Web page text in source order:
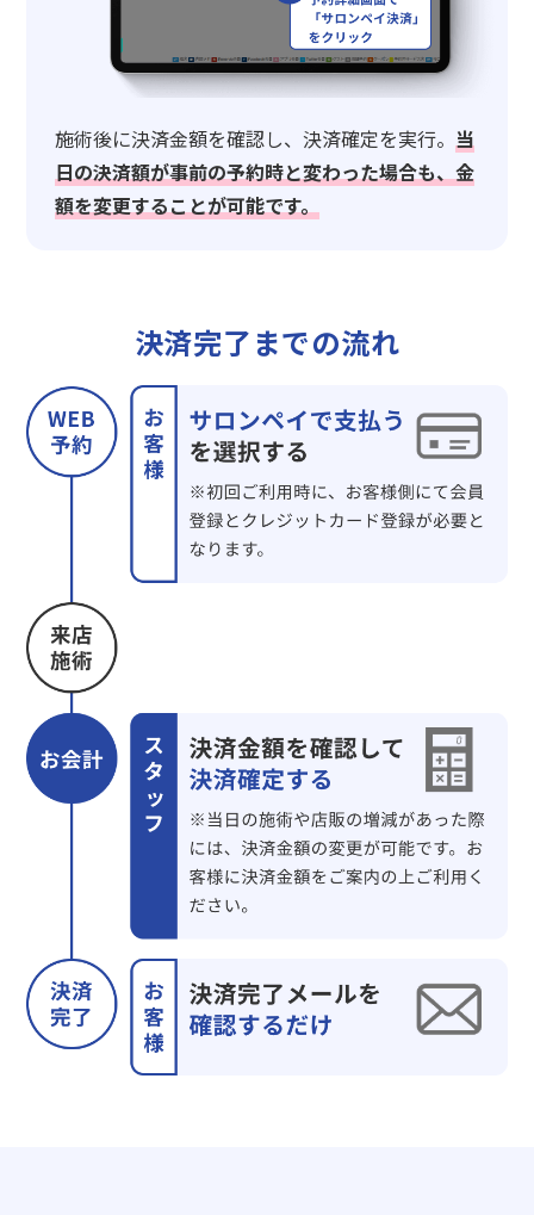
施術後に決済金額を確認し、決済確定を実行。当
日の決済額が事前の予約時と変わった場合も、金
額を変更することが可能です。
決済完了までの流れ